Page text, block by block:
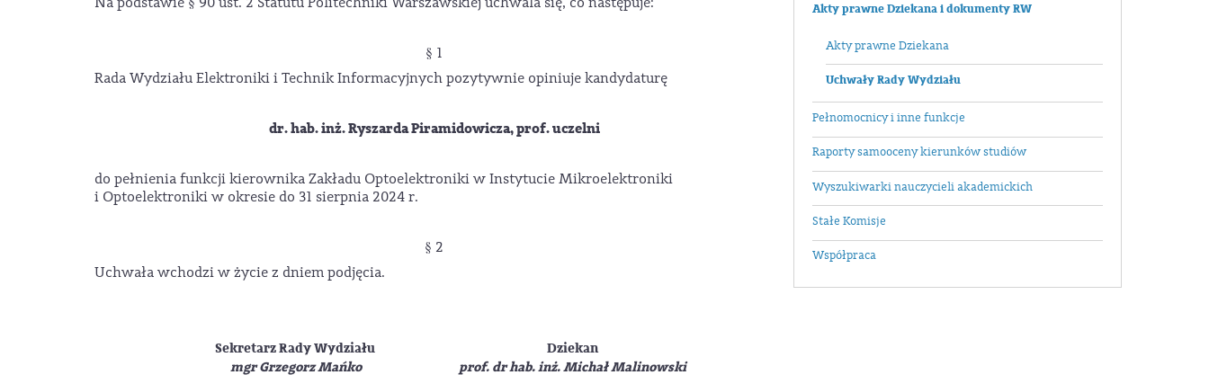
Akty prawne Dziekana i dokumenty RW
Akty prawne Dziekana
Uchwały Rady Wydziału
Pełnomocnicy i inne funkcje
Raporty samooceny kierunków studiów
Wyszukiwarki nauczycieli akademickich
Stałe Komisje
Współpraca
§ 1
Rada Wydziału Elektroniki i Technik Informacyjnych pozytywnie opiniuje kandydaturę
dr. hab. inż. Ryszarda Piramidowicza, prof. uczelni
do pełnienia funkcji kierownika Zakładu Optoelektroniki w Instytucie Mikroelektroniki
i Optoelektroniki w okresie do 31 sierpnia 2024 r.
§ 2
Uchwała wchodzi w życie z dniem podjęcia.
Sekretarz Rady Wydziału
Dziekan
mgr Grzegorz Mańko
prof. dr hab. inż. Michał Malinowski